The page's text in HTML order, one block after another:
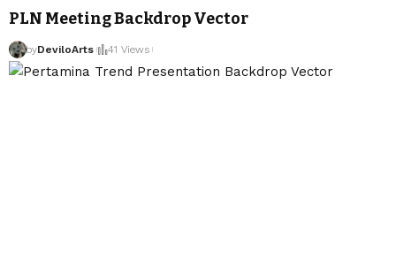
PLN Meeting Backdrop Vector
byDeviloArts 41 Views